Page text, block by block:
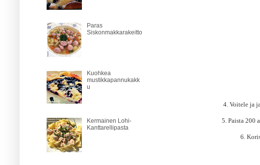
4. Voitele ja
5. Paista 200
6.
Paras
Siskonmakkarakeitto
Kuohkea
mustikkapannukakk
u
Kermainen Lohi-
Kanttarellipasta